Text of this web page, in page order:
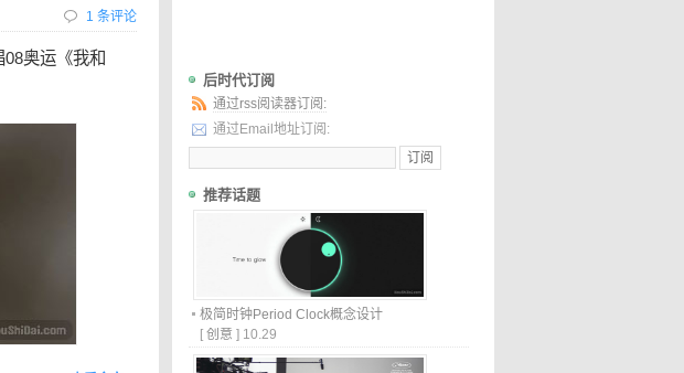
1 条评论
奥运《我和
后时代订阅
通过rss阅读器订阅:
通过Email地址订阅:
推荐话题
极简时钟Period Clock概念设计
[ 创意 ] 10.29